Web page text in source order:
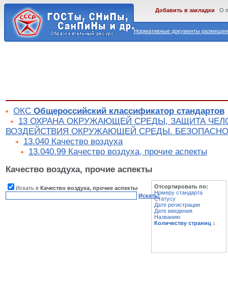
Нормативные документы
Добавить в закладки О
ОКС Общероссийский классификатор стандартов
13 ОХРАНА ОКРУЖАЮЩЕЙ СРЕДЫ, ЗАЩИТА
ВОЗДЕЙСТВИЯ ОКРУЖАЮЩЕЙ СРЕДЫ.
13.040 Качество воздуха
13.040.99 Качество воздуха, прочие аспекты
Качество воздуха, прочие аспекты
Искать в Качество воздуха, прочие аспекты
Искать!
Отсортировать по:
Номеру стандарта
Статусу
Дате регистрации
Дате введения
Названию
Количеству страниц ↓